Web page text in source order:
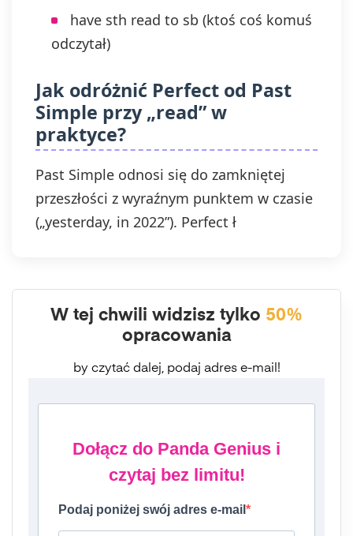
have sth read to sb (ktoś coś komuś
odczytał)
Jak odróżnić Perfect od Past
Simple przy „read” w
praktyce?
Past Simple odnosi się do zamkniętej
przeszłości z wyraźnym punktem w czasie
(„yesterday, in 2022”). Perfect ł
W tej chwili widzisz tylko 50%
opracowania
by czytać dalej, podaj adres e-mail!
Dołącz do Panda Genius i
czytaj bez limitu!
Podaj poniżej swój adres e-mail